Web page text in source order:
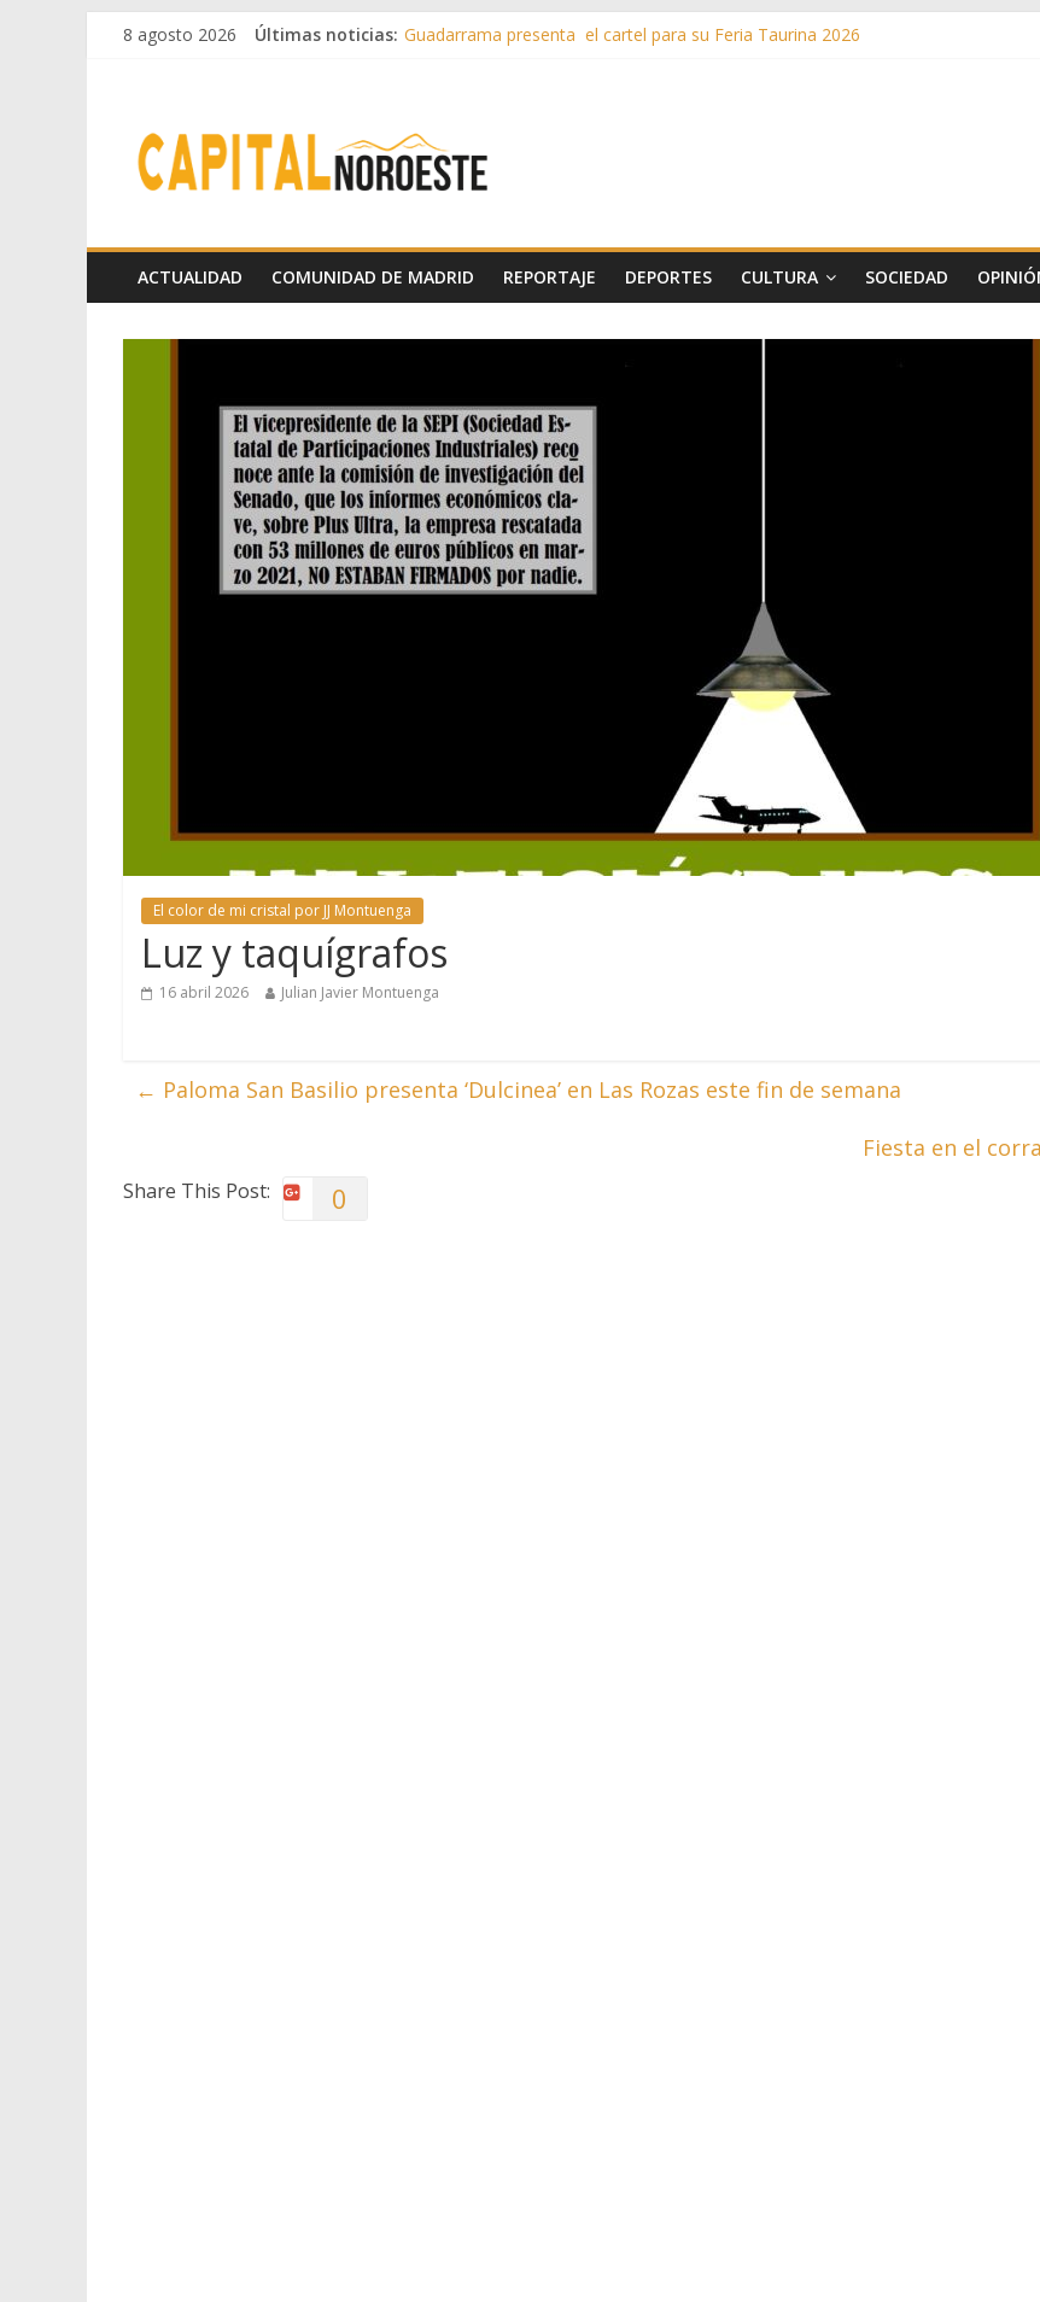
8 agosto 2026 Últimas noticias: Guadarrama presenta el cartel para su Feria Taurina 2026
Alerta de consumos inusuales de agua potable gracias a la telelectura de Canal
ACTUALIDAD COMUNIDAD DE MADRID REPORTAJE DEPORTES CULTURA SOCIEDAD
El color de mi cristal por JJ Montuenga
Luz y taquígrafos
16 abril 2026 Julian Javier Montuenga
← Paloma San Basilio presenta ‘Dulcinea’ en Las Rozas este fin de semana
Fiesta en el
Share This Post: 0